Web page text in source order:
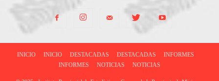
INICIO INICIO DESTACADAS DESTACADAS
INFORMES
INFORMES
NOTICIAS NOTICIAS